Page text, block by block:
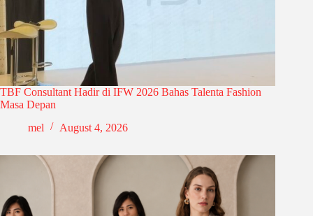
TBF Consultant Hadir di IFW 2026 Bahas Talenta Fashion
Masa Depan
mel
August 4, 2026